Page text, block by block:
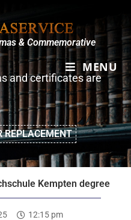
MENU
& Commemorative
and certificates are
REPLACEMENT
Kempten degree
12:15 pm